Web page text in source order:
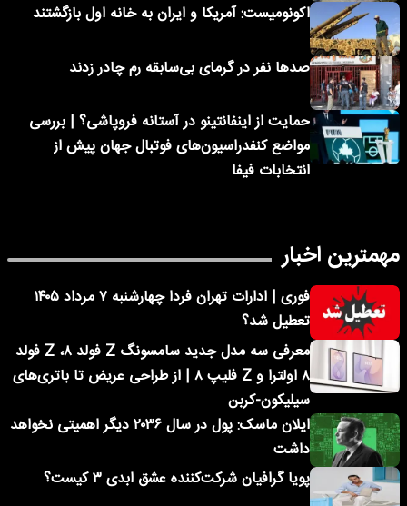
اکونومیست: آمریکا و ایران به خانه اول بازگشتند
صدها نفر در گرمای بی‌سابقه رم چادر زدند
حمایت از اینفانتینو در آستانه فروپاشی؟ | بررسی
مواضع کنفدراسیون‌های فوتبال جهان پیش از
انتخابات فیفا
مهمترین اخبار
فوری | ادارات تهران فردا چهارشنبه ۷ مرداد ۱۴۰۵
تعطیل شد؟
معرفی سه مدل جدید سامسونگ Z فولد ۸، Z فولد
۸ اولترا و Z فلیپ ۸ | از طراحی عریض تا باتری‌های
سیلیکون-کربن
ایلان ماسک: پول در سال ۲۰۳۶ دیگر اهمیتی نخواهد
داشت
پویا گرافیان شرکت‌کننده عشق ابدی ۳ کیست؟